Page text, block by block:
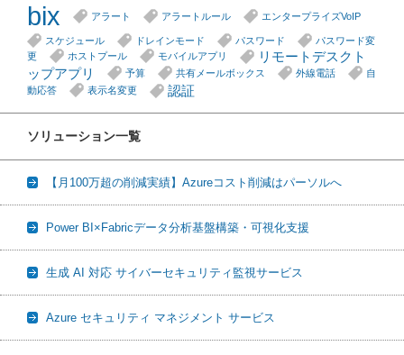
bix
アラート アラートルール エンタープライズVoIP
スケジュール ドレインモード パスワード
パスワード変
更
ホストプール モバイルアプリ
リモートデスクト
ップアプリ
予算 共有メールボックス 外線電話
自
動応答
表示名変更 認証
ソリューション一覧
【月100万超の削減実績】Azureコスト削減はパーソルへ
Power BI×Fabricデータ分析基盤構築・可視化支援
生成 AI 対応 サイバーセキュリティ監視サービス
Azure セキュリティ マネジメント サービス